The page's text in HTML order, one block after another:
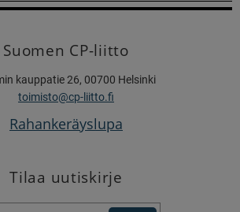
Suomen CP-liitto
kauppatie 26, 00700 Helsinki
toimisto@cp-liitto.fi
Rahankeräyslupa
Tilaa uutiskirje